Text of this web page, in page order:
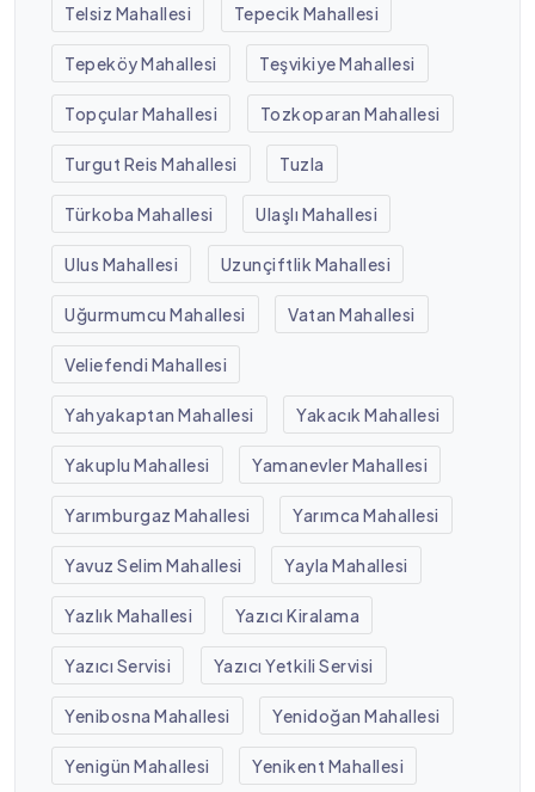
Telsiz Mahallesi Tepecik Mahallesi
Tepeköy Mahallesi Teşvikiye Mahallesi
Topçular Mahallesi Tozkoparan Mahallesi
Turgut Reis Mahallesi Tuzla
Türkoba Mahallesi Ulaşlı Mahallesi
Ulus Mahallesi Uzunçiftlik Mahallesi
Uğurmumcu Mahallesi Vatan Mahallesi
Veliefendi Mahallesi
Yahyakaptan Mahallesi Yakacık Mahallesi
Yakuplu Mahallesi Yamanevler Mahallesi
Yarımburgaz Mahallesi Yarımca Mahallesi
Yavuz Selim Mahallesi Yayla Mahallesi
Yazlık Mahallesi Yazıcı Kiralama
Yazıcı Servisi Yazıcı Yetkili Servisi
Yenibosna Mahallesi Yenidoğan Mahallesi
Yenigün Mahallesi Yenikent Mahallesi